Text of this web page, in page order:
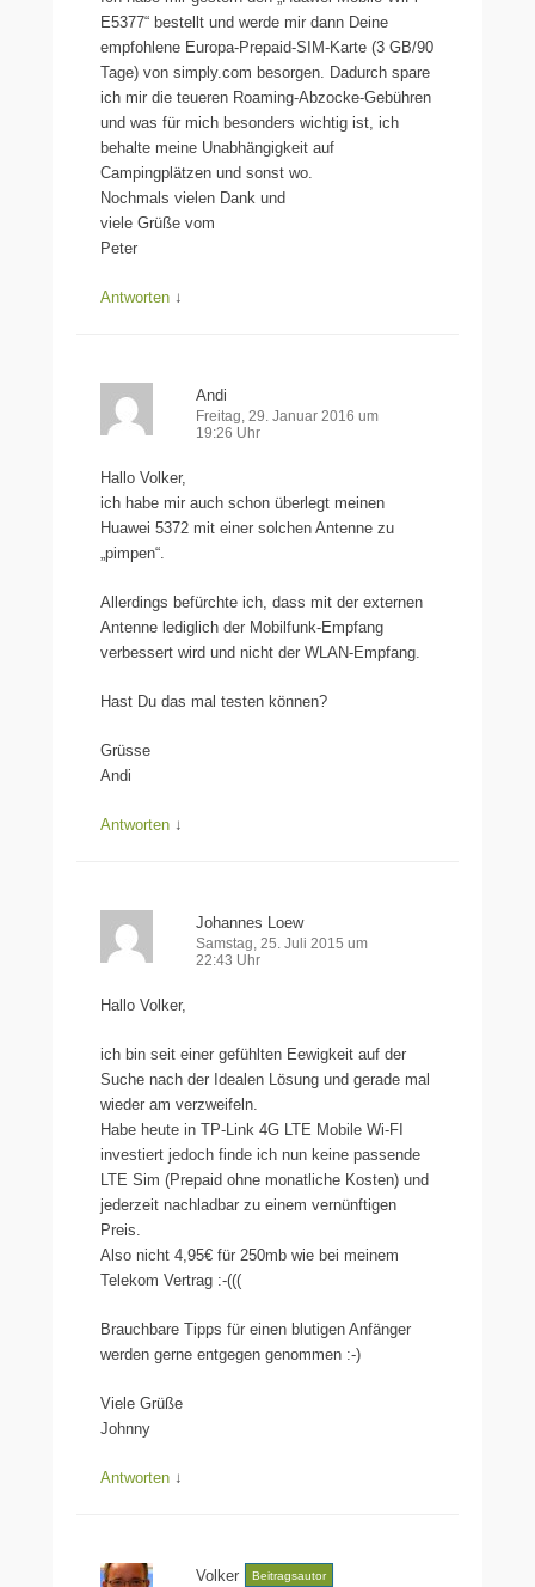
E5377“ bestellt und werde mir dann Deine
empfohlene Europa-Prepaid-SIM-Karte (3 GB/90
Tage) von simply.com besorgen. Dadurch spare
ich mir die teueren Roaming-Abzocke-Gebühren
und was für mich besonders wichtig ist, ich
behalte meine Unabhängigkeit auf
Campingplätzen und sonst wo.
Nochmals vielen Dank und
viele Grüße vom
Peter
Antworten ↓
Andi
Freitag, 29. Januar 2016 um
19:26 Uhr
Hallo Volker,
ich habe mir auch schon überlegt meinen
Huawei 5372 mit einer solchen Antenne zu
„pimpen“.
Allerdings befürchte ich, dass mit der externen
Antenne lediglich der Mobilfunk-Empfang
verbessert wird und nicht der WLAN-Empfang.
Hast Du das mal testen können?
Grüsse
Andi
Antworten ↓
Johannes Loew
Samstag, 25. Juli 2015 um
22:43 Uhr
Hallo Volker,
ich bin seit einer gefühlten Eewigkeit auf der
Suche nach der Idealen Lösung und gerade mal
wieder am verzweifeln.
Habe heute in TP-Link 4G LTE Mobile Wi-FI
investiert jedoch finde ich nun keine passende
LTE Sim (Prepaid ohne monatliche Kosten) und
jederzeit nachladbar zu einem vernünftigen
Preis.
Also nicht 4,95€ für 250mb wie bei meinem
Telekom Vertrag :-(((
Brauchbare Tipps für einen blutigen Anfänger
werden gerne entgegen genommen :-)
Viele Grüße
Johnny
Antworten ↓
Volker Beitragsautor